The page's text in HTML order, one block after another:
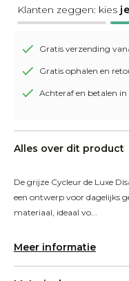
Klanten zeggen: kies
Gratis verzending
Gratis ophalen en
Achteraf en betalen
Alles over dit product
De grijze Cycleur de Luxe
een ontwerp voor dagelijks
materiaal, ideaal vo...
Meer informatie